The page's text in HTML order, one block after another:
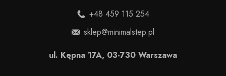
+48 459 115 254
sklep@minimalstep.pl
ul. Kępna 17A, 03-730 Warszawa